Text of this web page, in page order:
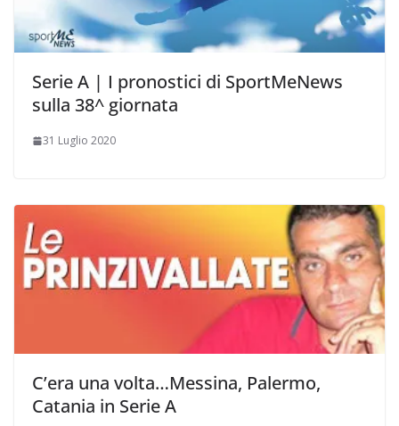
Serie A | I pronostici di SportMeNews
sulla 38^ giornata
31 Luglio 2020
C’era una volta…Messina, Palermo,
Catania in Serie A